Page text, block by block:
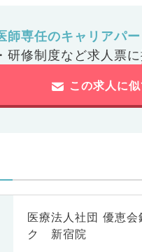
師専任のキャリアパ
研修制度など求人票
この求人に
医療法人社団 優恵
ク 新宿院